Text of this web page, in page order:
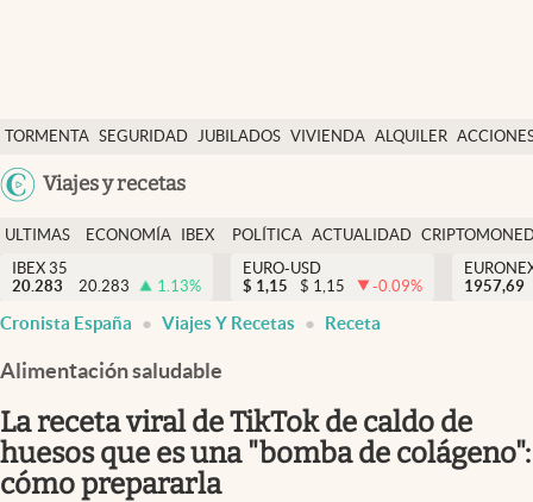
TORMENTA SEGURIDAD JUBILADOS VIVIENDA ALQUILER
USA
Viajes y recetas
Economía y finanzas
Política
Actualidad
Criptomonedas
España
ULTIMAS
NOTICIAS
ECONOMÍA
FINANZAS
IBEX
EURO
POLÍTICA ACTUALIDAD
IBEX 35
20.283
20.283 1.13%
EURO-USD
$ 1,15 $ 1,15 -0.09%
1957,69
Cronista España Viajes Y Recetas Receta
Alimentación saludable
La receta viral de TikTok de caldo de
huesos que es una "bomba de colágeno":
cómo prepararla